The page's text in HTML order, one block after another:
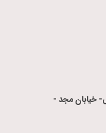
خیابان مجد -